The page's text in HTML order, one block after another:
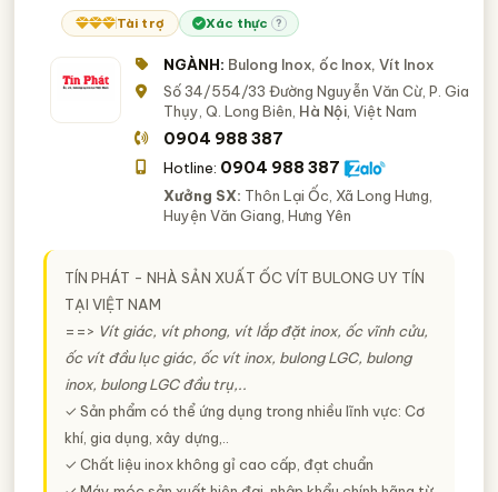
Tài trợ Xác thực ?
NGÀNH: Bulong Inox, ốc Inox, Vít Inox
Số 34/554/33 Đường Nguyễn Văn Cừ, P. Gia
Thụy, Q. Long Biên, Hà Nội , Việt Nam
0904 988 387
Hotline: 0904 988 387
Xưởng SX: Thôn Lại Ốc, Xã Long Hưng,
Huyện Văn Giang, Hưng Yên
TÍN PHÁT - NHÀ SẢN XUẤT ỐC VÍT BULONG UY TÍN
TẠI VIỆT NAM
==> Vít giác, vít phong, vít lắp đặt inox, ốc vĩnh cửu,
ốc vít đầu lục giác, ốc vít inox, bulong LGC, bulong
inox, bulong LGC đầu trụ,..
✓ Sản phẩm có thể ứng dụng trong nhiều lĩnh vực: Cơ
khí, gia dụng, xây dựng,..
✓ Chất liệu inox không gỉ cao cấp, đạt chuẩn